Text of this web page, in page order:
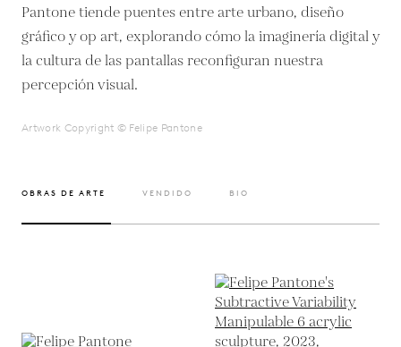
Pantone tiende puentes entre arte urbano, diseño
gráfico y op art, explorando cómo la imaginería digital y
la cultura de las pantallas reconfiguran nuestra
percepción visual.
Artwork Copyright © Felipe Pantone
OBRAS DE ARTE VENDIDO BIO